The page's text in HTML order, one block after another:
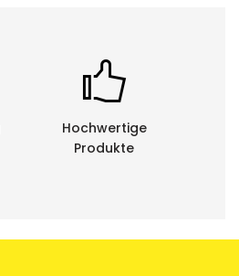
Hochwertige
Produkte